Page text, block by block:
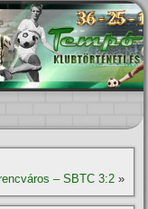
– SBTC 3:2»